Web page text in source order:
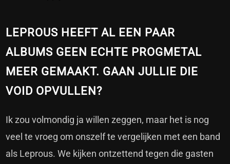
LEPROUS HEEFT AL EEN PAAR
ALBUMS GEEN ECHTE PROGMETAL
MEER GEMAAKT. GAAN JULLIE DIE
VOID OPVULLEN?
Ik zou volmondig ja willen zeggen, maar het is nog
veel te vroeg om onszelf te vergelijken met een band
als Leprous. We kijken ontzettend tegen die gasten